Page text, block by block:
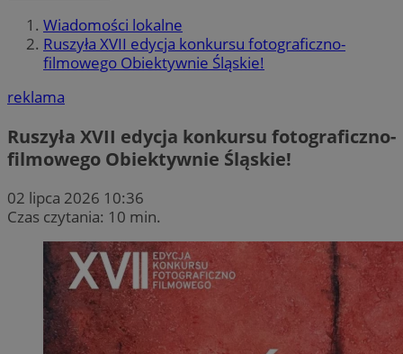
Wiadomości lokalne
Ruszyła XVII edycja konkursu fotograficzno-
filmowego Obiektywnie Śląskie!
reklama
Ruszyła XVII edycja konkursu fotograficzno-
filmowego Obiektywnie Śląskie!
02 lipca 2026 10:36
Czas czytania: 10 min.